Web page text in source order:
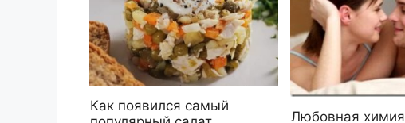
Как появился самый
Любовная химия